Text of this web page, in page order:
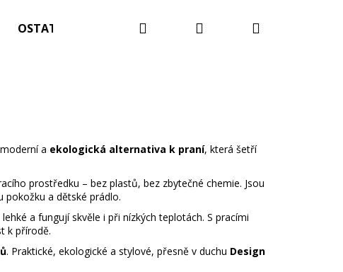
OSTATNÍ Kontakty Hodnocení
Hledat PřihlášeníNákupní
a ekologická alternativa k praní, která šetří
prostředku – bez plastů, bez zbytečné chemie. Jsou
pokožku a dětské prádlo.
a fungují skvěle i při nízkých teplotách. S pracími
k přírodě.
. Praktické, ekologické a stylové, přesně v duchu Design